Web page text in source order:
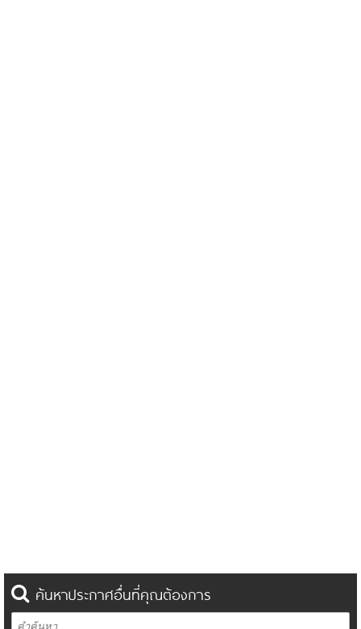
ค้นหาประกาศอื่นที่คุณต้องการ